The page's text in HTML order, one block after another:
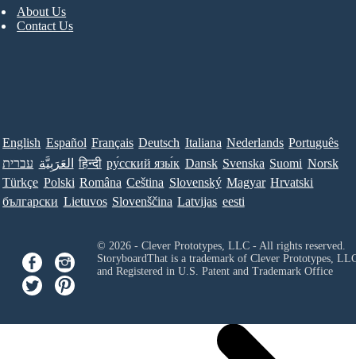
About Us
Contact Us
English Español Français Deutsch Italiana Nederlands Português
עברית العَرَبِيَّة हिन्दी ру́сский язы́к Dansk Svenska Suomi Norsk
Türkçe Polski Româna Ceština Slovenský Magyar Hrvatski
български Lietuvos Slovenščina Latvijas eesti
© 2026 - Clever Prototypes, LLC - All rights reserved.
StoryboardThat is a trademark of Clever Prototypes,
and Registered in U.S. Patent and Trademark Office